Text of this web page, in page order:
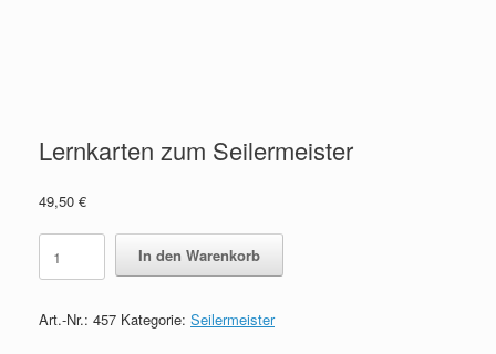
Lernkarten zum Seilermeister
49,50 €
Lernkarten
zum
Seilermeister
In den Warenkorb
Art.-Nr.: 457 Kategorie: Seilermeister